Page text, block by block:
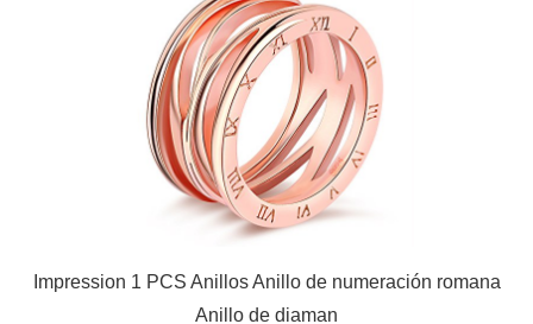
Impression 1 PCS Anillos Anillo de numeración romana
Anillo de diaman